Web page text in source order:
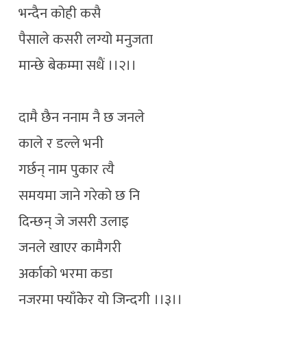
भन्दैन कोही कसै
पैसाले कसरी लग्यो मनुजता
मान्छे बेकम्मा सधैं ।।२।।
दामै छैन ननाम नै छ जनले
काले र डल्ले भनी
गर्छन् नाम पुकार त्यै
समयमा जाने गरेको छ नि
दिन्छन् जे जसरी उलाइ
जनले खाएर कामैगरी
अर्काको भरमा कडा
नजरमा फ्याँकेेर यो जिन्दगी ।।३।।